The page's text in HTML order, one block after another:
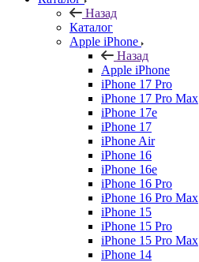
Назад
Каталог
Apple iPhone
Назад
Apple iPhone
iPhone 17 Pro
iPhone 17 Pro Max
iPhone 17e
iPhone 17
iPhone Air
iPhone 16
iPhone 16e
iPhone 16 Pro
iPhone 16 Pro Max
iPhone 15
iPhone 15 Pro
iPhone 15 Pro Max
iPhone 14